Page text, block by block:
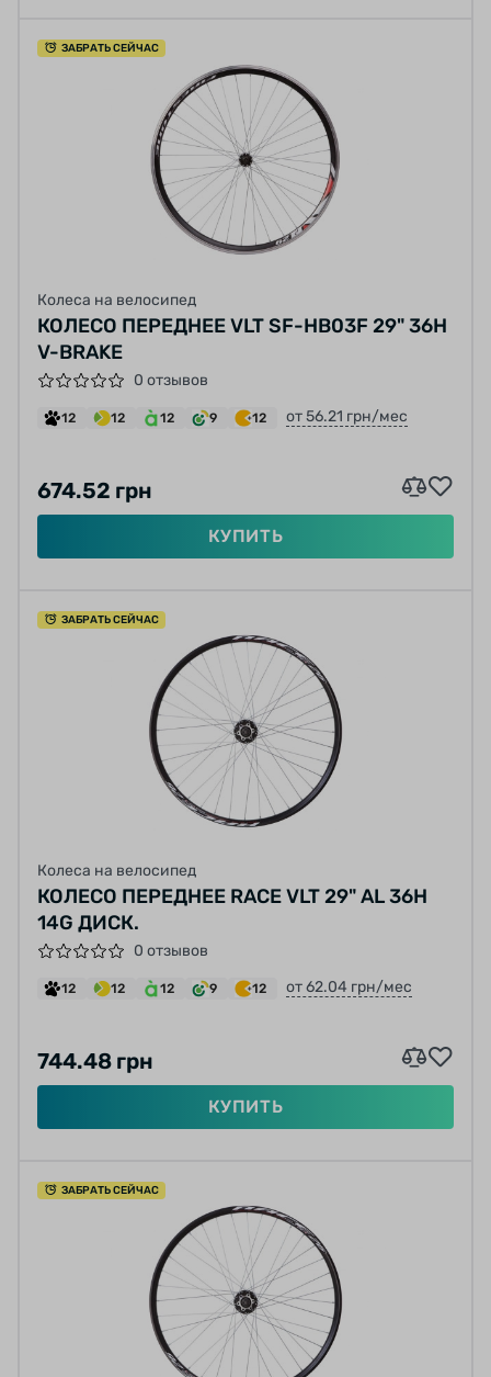
ЗАБРАТЬ СЕЙЧАС
Колеса на велосипед
КОЛЕСО ПЕРЕДНЕЕ VLT SF-HB03F 29" 36H
V-BRAKE
0 отзывов
12 12 12 9 12 от 56.21 грн/мес
674.52 грн
КУПИТЬ
ЗАБРАТЬ СЕЙЧАС
Колеса на велосипед
КОЛЕСО ПЕРЕДНЕЕ RACE VLT 29" AL 36H
14G ДИСК.
0 отзывов
12 12 12 9 12 от 62.04 грн/мес
744.48 грн
КУПИТЬ
ЗАБРАТЬ СЕЙЧАС